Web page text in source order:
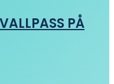
PÅ